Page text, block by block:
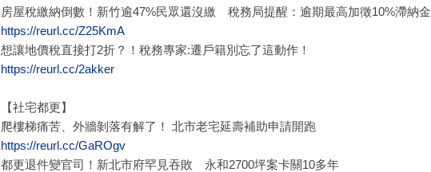
房屋稅繳納倒數！新竹逾47%民眾還沒繳 稅務局提醒：逾期最高加徵10%滯納金
https://reurl.cc/Z25KmA
想讓地價稅直接打2折？！稅務專家:遷戶籍別忘了這動作！
https://reurl.cc/2akker
【社宅都更】
爬樓梯痛苦、外牆剝落有解了！ 北市老宅延壽補助申請開跑
https://reurl.cc/GaROgv
都更退件變官司！新北市府罕見吞敗 永和2700坪案卡關10多年